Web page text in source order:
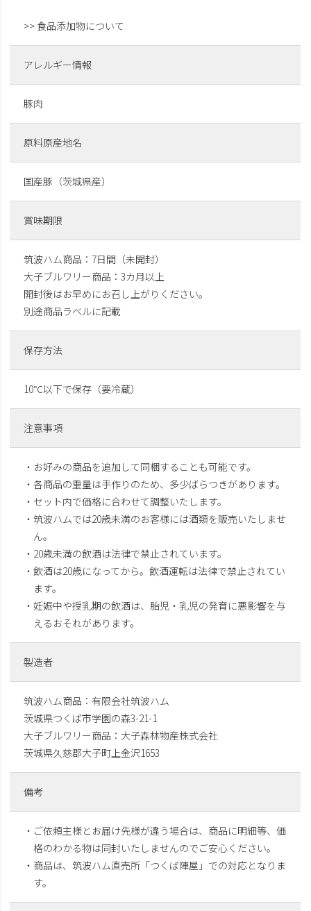
>> 食品添加物について
アレルギー情報
豚肉
原料原産地名
国産豚（茨城県産）
賞味期限
筑波ハム商品：7日間（未開封）
大子ブルワリー商品：3カ月以上
開封後はお早めにお召し上がりください。
別途商品ラベルに記載
保存方法
10℃以下で保存（要冷蔵）
注意事項
・お好みの商品を追加して同梱することも可能です。
・各商品の重量は手作りのため、多少ばらつきがあります。
・セット内で価格に合わせて調整いたします。
・筑波ハムでは20歳未満のお客様には酒類を販売いたしませ
ん。
・20歳未満の飲酒は法律で禁止されています。
・飲酒は20歳になってから。飲酒運転は法律で禁止されてい
ます。
・妊娠中や授乳期の飲酒は、胎児・乳児の発育に悪影響を与
えるおそれがあります。
製造者
筑波ハム商品：有限会社筑波ハム
茨城県つくば市学園の森3-21-1
大子ブルワリー商品：大子森林物産株式会社
茨城県久慈郡大子町上金沢1653
備考
・ご依頼主様とお届け先様が違う場合は、商品に明細等、価
格のわかる物は同封いたしませんのでご安心ください。
・商品は、筑波ハム直売所「つくば陣屋」での対応となりま
す。